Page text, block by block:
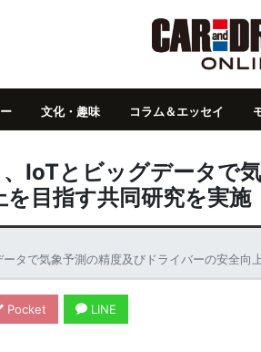
文化・趣味 コラム＆エッセイ
IoTとビッグデータで
目指す共同研究を実施
で気象予測の精度及びドライバーの安全向上を
Pocket LINE